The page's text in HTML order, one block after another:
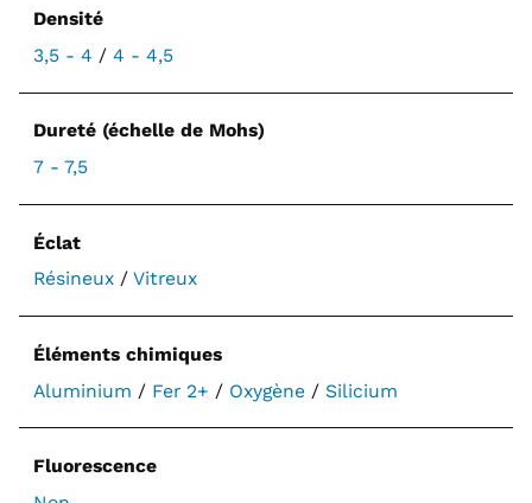
Densité
3,5 - 4 / 4 - 4,5
Dureté (échelle de Mohs)
7 - 7,5
Éclat
Résineux/ Vitreux
Éléments chimiques
Aluminium / Fer 2+ / Oxygène/ Silicium
Fluorescence